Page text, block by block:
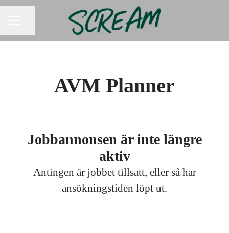
AVM Planner
Jobbannonsen är inte längre
aktiv
Antingen är jobbet tillsatt, eller så har
ansökningstiden löpt ut.